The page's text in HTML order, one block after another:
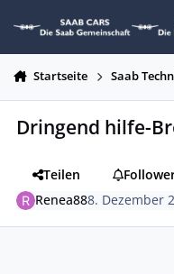
Startseite Saab
Dringend hilfe-
Teilen
Renea888. Dezember